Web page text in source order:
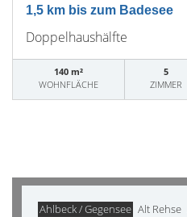
1,5 km bis zum Badesee
Doppelhaushälfte
140 m²
WOHNFLÄCHE
5
ZIMMER
Ahlbeck / Gegensee Alt Rehse